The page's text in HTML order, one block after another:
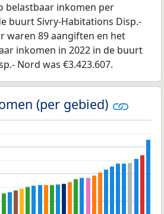
belastbaar inkomen per
buurt Sivry-Habitations Disp.-
waren 89 aangiften en het
inkomen in 2022 in de buurt
Nord was €3.423.607.
(per gebied)